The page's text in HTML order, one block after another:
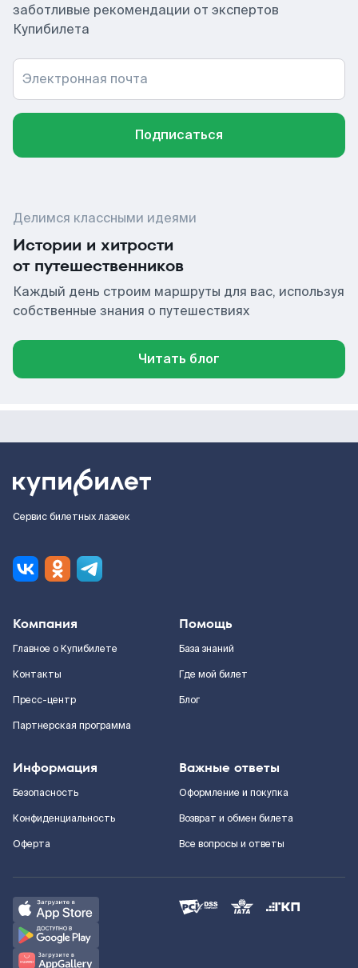
заботливые рекомендации от экспертов
Купибилета
Электронная почта
Подписаться
Делимся классными идеями
Истории и хитрости
от путешественников
Каждый день строим маршруты для вас, используя
собственные знания о путешествиях
Читать блог
Сервис билетных лазеек
Компания
Главное о Купибилете
Контакты
Пресс-центр
Партнерская программа
Помощь
База знаний
Где мой билет
Блог
Информация
Безопасность
Конфиденциальность
Оферта
Важные ответы
Оформление и покупка
Возврат и обмен билета
Все вопросы и ответы